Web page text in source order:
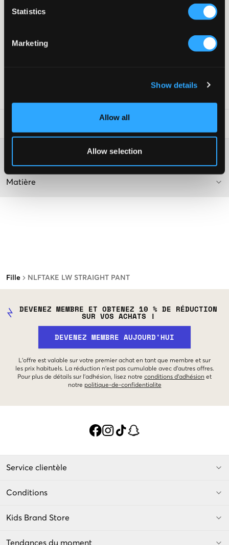
Statistics
Marketing
Show details
Allow all
Allow selection
Fille NLFTAKE LW STRAIGHT PANT
de jeans à porter aussi bien au quotidien que pour des
Coupe droite
Plus d'informations sur les instructions de lavage
Matière
DEVENEZ MEMBRE ET OBTENEZ 10 % DE RÉDUCTION
SUR VOS ACHATS !
DEVENEZ MEMBRE AUJOURD'HUI
L'offre est valable sur votre premier achat en tant que membre et sur
les prix habituels. La réduction n'est pas cumulable avec d'autres offres.
Pour plus de détails sur l'adhésion, lisez notre conditions d'adhésion et
notre politique-de-confidentialite
Service clientèle
Conditions
Kids Brand Store
Tendances du moment